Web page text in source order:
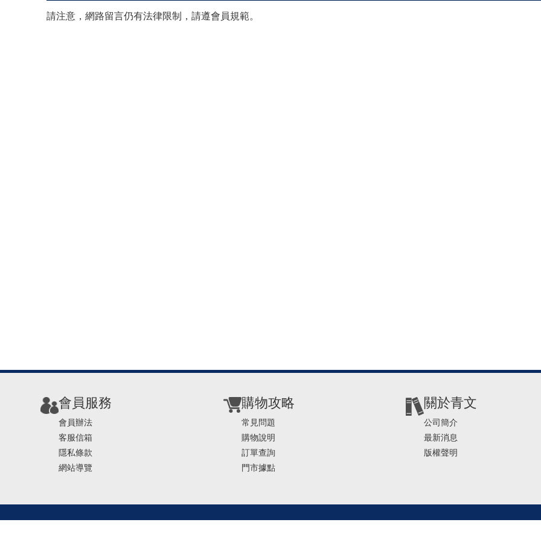
請注意，網路留言仍有法律限制，請遵會員規範。
會員服務
會員辦法
客服信箱
隱私條款
網站導覽
購物攻略
常見問題
購物說明
訂單查詢
門市據點
關於青文
公司簡介
最新消息
版權聲明